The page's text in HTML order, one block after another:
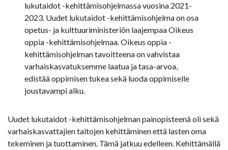
lukutaidot -kehittämisohjelmassa vuosina 2021-
2023. Uudet lukutaidot -kehittämisohjelma on osa
opetus- ja kulttuuriministeriön laajempaa Oikeus
oppia -kehittämisohjelmaa. Oikeus oppia -
kehittämisohjelman tavoitteena on vahvistaa
varhaiskasvatuksemme laatua ja tasa-arvoa,
edistää oppimisen tukea sekä luoda oppimiselle
joustavampi alku.
Uudet lukutaidot -kehittämisohjelman painopisteenä oli sekä
varhaiskasvattajien taitojen kehittäminen että lasten oma
tekeminen ja tuottaminen. Tämä jatkuu edelleen. Kehittämällä